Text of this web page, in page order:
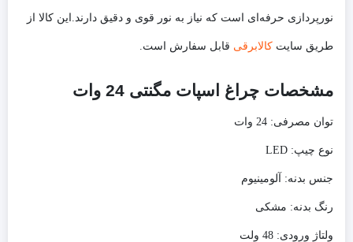
نورپردازی حرفه‌ای است که نیاز به نور قوی و دقیق دارند.این کالا از
طریق سایت کالابرقی قابل سفارش است.
مشخصات چراغ اسپات مگنتی 24 وات
توان مصرفی:
نوع چیپ:
جنس بدنه: آلومینیوم
رنگ بدنه: مشکی
ولتاژ ورودی: